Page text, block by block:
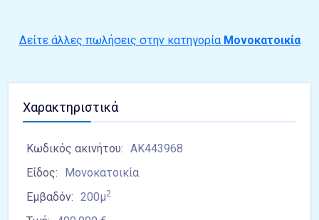
Δείτε άλλες πωλήσεις στην κατηγορία Μονοκατοικία
Χαρακτηριστικά
Κωδικός ακινήτου: ΑΚ443968
Είδος:
Μονοκατοικία
Εμβαδόν: 200μ2